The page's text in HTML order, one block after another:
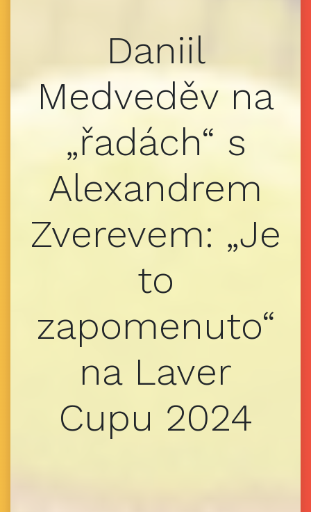
Daniil
Medveděv na
„řadách“ s
Alexandrem
Zverevem: „Je
to
zapomenuto“
na Laver
Cupu 2024